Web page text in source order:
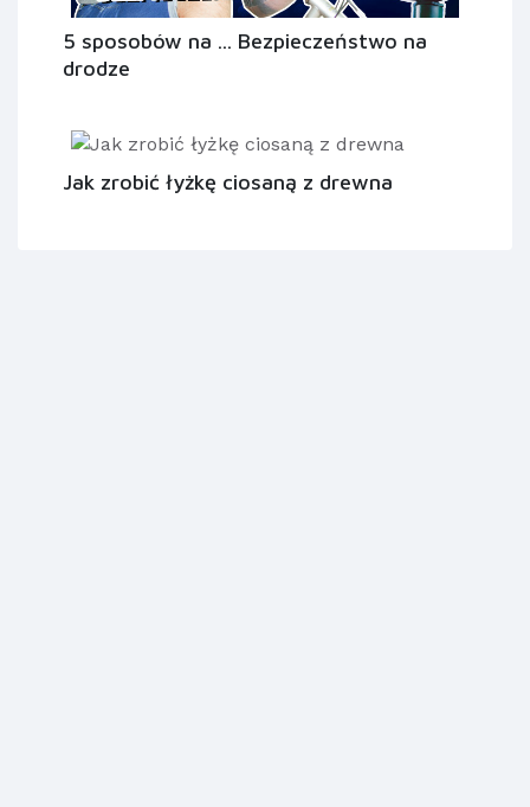
5 sposobów na ... Bezpieczeństwo na
drodze
Jak zrobić łyżkę ciosaną z drewna